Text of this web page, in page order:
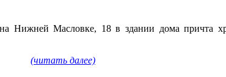
Нижней Масловке, 18 в здании дома причта
(читать далее)